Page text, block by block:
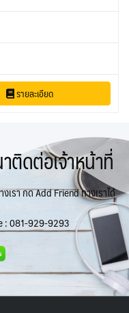
รายละเอียด
ติดต่อเจ้าหน้าที่
เรา กด Add Friend ทางเราได้
:081-929-9293